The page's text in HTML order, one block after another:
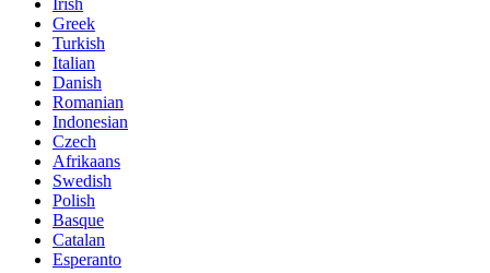
Irish
Greek
Turkish
Italian
Danish
Romanian
Indonesian
Czech
Afrikaans
Swedish
Polish
Basque
Catalan
Esperanto